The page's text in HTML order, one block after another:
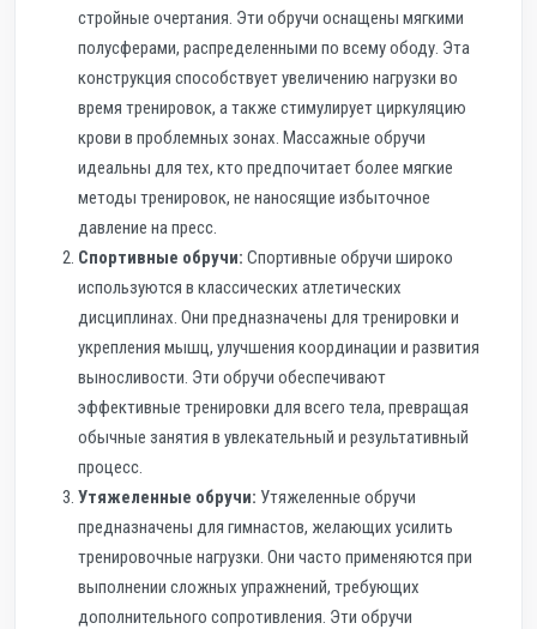
стройные очертания. Эти обручи оснащены мягкими
полусферами, распределенными по всему ободу. Эта
конструкция способствует увеличению нагрузки во
время тренировок, а также стимулирует циркуляцию
крови в проблемных зонах. Массажные обручи
идеальны для тех, кто предпочитает более мягкие
методы тренировок, не наносящие избыточное
давление на пресс.
Спортивные обручи: Спортивные обручи широко
используются в классических атлетических
дисциплинах. Они предназначены для тренировки и
укрепления мышц, улучшения координации и развития
выносливости. Эти обручи обеспечивают
эффективные тренировки для всего тела, превращая
обычные занятия в увлекательный и результативный
процесс.
Утяжеленные обручи: Утяжеленные обручи
предназначены для гимнастов, желающих усилить
тренировочные нагрузки. Они часто применяются при
выполнении сложных упражнений, требующих
дополнительного сопротивления. Эти обручи